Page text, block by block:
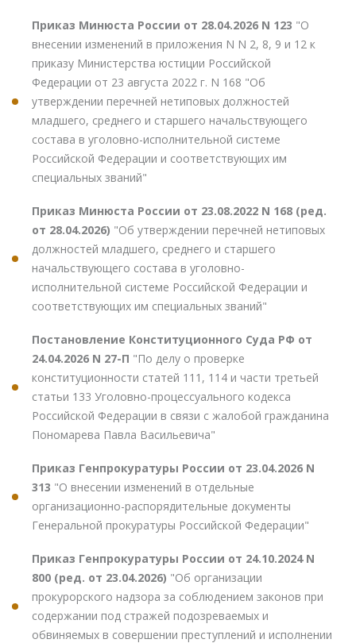
Приказ Минюста России от 28.04.2026 N 123 "О
внесении изменений в приложения N N 2, 8, 9 и 12 к
приказу Министерства юстиции Российской
Федерации от 23 августа 2022 г. N 168 "Об
утверждении перечней нетиповых должностей
младшего, среднего и старшего начальствующего
состава в уголовно-исполнительной системе
Российской Федерации и соответствующих им
специальных званий"
Приказ Минюста России от 23.08.2022 N 168 (ред.
от 28.04.2026) "Об утверждении перечней нетиповых
должностей младшего, среднего и старшего
начальствующего состава в уголовно-
исполнительной системе Российской Федерации и
соответствующих им специальных званий"
Постановление Конституционного Суда РФ от
24.04.2026 N 27-П "По делу о проверке
конституционности статей 111, 114 и части третьей
статьи 133 Уголовно-процессуального кодекса
Российской Федерации в связи с жалобой гражданина
Пономарева Павла Васильевича"
Приказ Генпрокуратуры России от 23.04.2026 N
313 "О внесении изменений в отдельные
организационно-распорядительные документы
Генеральной прокуратуры Российской Федерации"
Приказ Генпрокуратуры России от 24.10.2024 N
800 (ред. от 23.04.2026) "Об организации
прокурорского надзора за соблюдением законов при
содержании под стражей подозреваемых и
обвиняемых в совершении преступлений и исполнении